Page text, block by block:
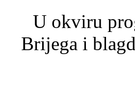
U okviru
Brijega i